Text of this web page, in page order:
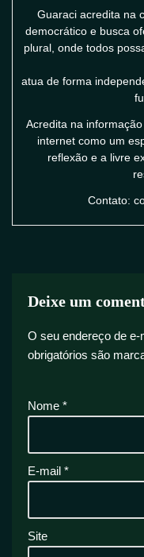
Guaraci acredita na
democrático e busca
plural, onde todos
atua de forma
Acredita na
internet como um
reflexão e a livre
Contato:
Deixe um
O seu endereço de e-
obrigatórios são
Nome *
E-mail *
Site